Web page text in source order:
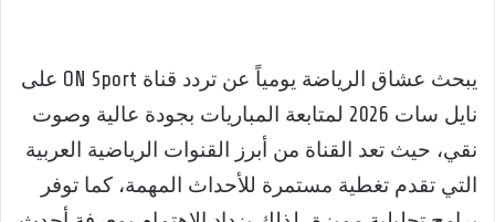
يبحث عشاق الرياضة يومياً عن تردد قناة ON Sport على
نايل سات 2026 لمتابعة المباريات بجودة عالية وصوت
نقي، حيث تعد القناة من أبرز القنوات الرياضية العربية
التي تقدم تغطية مستمرة للأحداث المهمة، كما توفر